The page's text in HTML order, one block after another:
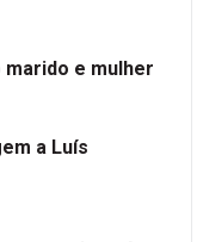
marido e mulher
a Luís